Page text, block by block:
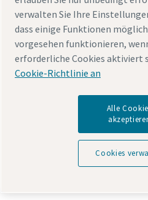
Rechtliche Hinweise und
Cookies verwalten
Entdecken Sie, wie die Atlas
Technologien ermöglicht, die
Besuchen Sie die Website der
verwalten Sie Ihre
dass einige Funktionen
vorgesehen funktionieren,
erforderliche Cookies aktiviert
Cookie-Richtlinie an
Alle
Cookies